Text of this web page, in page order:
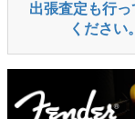
出張査定も行
ください